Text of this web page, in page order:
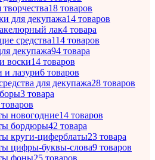
18 товаров
для декупажа14 товаров
лак4 товара
средства114 товаров
декупажа94 товара
воски14 товаров
лазури6 товаров
для декупажа28 товаров
3 товара
новогодние14 товаров
бордюры42 товара
круги-циферблаты23 товара
цифры-буквы-слова9 товаров
фоны25 товаров